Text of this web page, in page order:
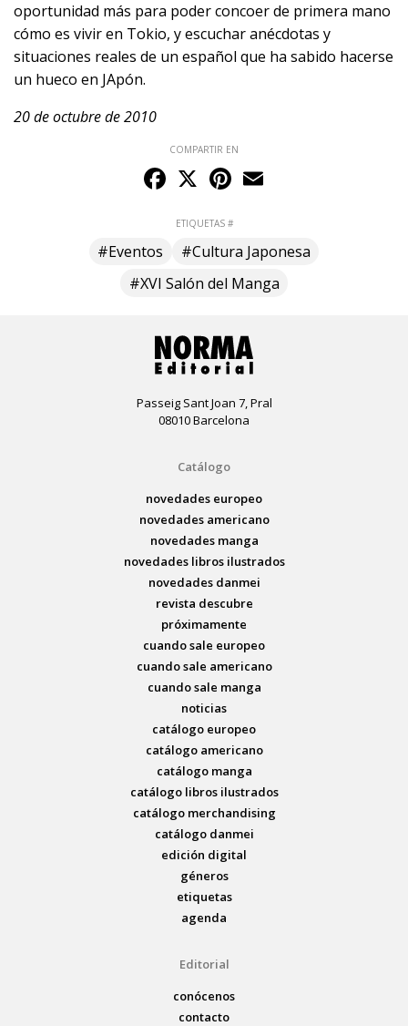
oportunidad más para poder concoer de primera mano
cómo es vivir en Tokio, y escuchar anécdotas y
situaciones reales de un español que ha sabido hacerse
un hueco en JApón.
20 de octubre de 2010
COMPARTIR EN
Facebook
X Pinterest
ETIQUETAS #
#Eventos
#Cultura Japonesa
#XVI Salón del Manga
Passeig Sant Joan 7, Pral
08010 Barcelona
Catálogo
novedades europeo
novedades americano
novedades manga
novedades libros ilustrados
novedades danmei
revista descubre
próximamente
cuando sale europeo
cuando sale americano
cuando sale manga
noticias
catálogo europeo
catálogo americano
catálogo manga
catálogo libros ilustrados
catálogo merchandising
catálogo danmei
edición digital
géneros
etiquetas
agenda
Editorial
conócenos
contacto